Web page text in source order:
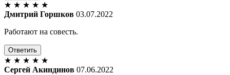
★ ★ ★ ★ ★
Дмитрий Горшков 03.07.2022
Работают на совесть.
Ответить
★ ★ ★ ★ ★
Сергей Акиндинов 07.06.2022